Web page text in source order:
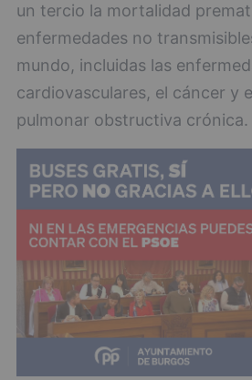
un tercio la mortalidad
enfermedades no
mundo, incluidas las
cardiovasculares, el cáncer y
pulmonar obstructiva crónica.